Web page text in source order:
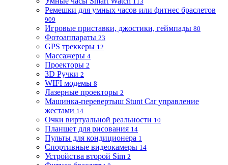
Ремешки для умных часов или фитнес браслетов
909
Игровые приставки, джостики, геймпады 80
Фотоаппараты 23
GPS треккеры 12
Массажеры 4
Проекторы 2
3D Ручки 2
WIFI модемы 8
Лазерные проекторы 2
Машинка-перевертыш Stunt Car управление
жестами 14
Очки виртуальной реальности 10
Планшет для рисования 14
Пульты для кондиционера 1
Спортивные видеокамеры 14
Устройства второй Sim 2